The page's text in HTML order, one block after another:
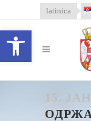
Open toolbar
latinica
15.